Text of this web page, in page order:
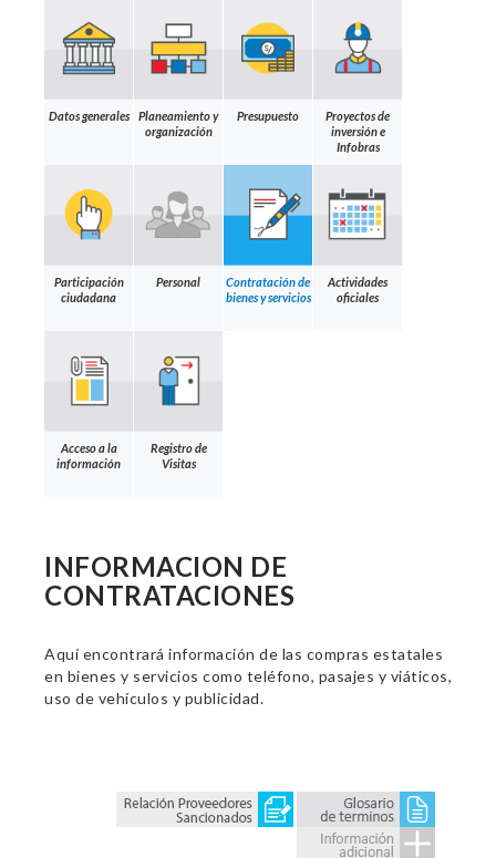
Datos generales
Planeamiento y
organización
Presupuesto
Proyectos de
inversión e
Infobras
Participación
ciudadana
Personal
Contratación de
bienes y servicios
Actividades
oficiales
Acceso a la
información
Registro de
Visitas
INFORMACION DE
CONTRATACIONES
Aquí encontrará información de las compras estatales
en bienes y servicios como teléfono, pasajes y viáticos,
uso de vehículos y publicidad.